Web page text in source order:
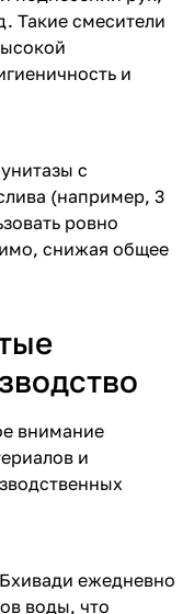
Такие смесители
и
с
(например, 3
ровно
снижая общее
внимание
и
ежедневно
воды, что